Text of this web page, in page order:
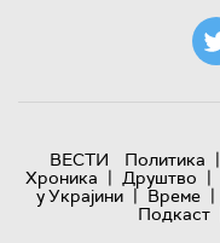
ВЕСТИ Политика |
Хроника | Друштво |
у Украјини | Време |
Подкаст